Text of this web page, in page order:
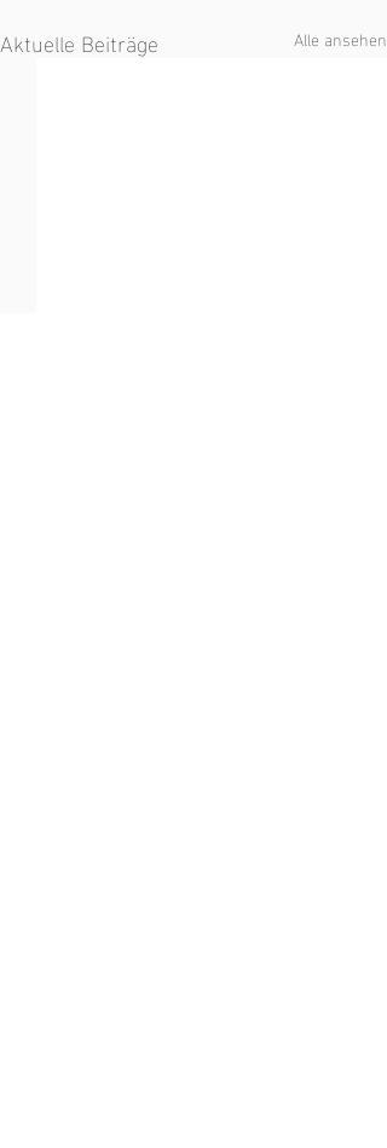
Aktuelle Beiträge Alle ansehen